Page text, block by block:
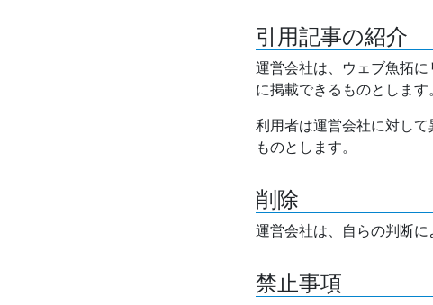
引用記事の紹介
運営会社は、ウェブ魚拓
に掲載できるものとします
利用者は運営会社に対し
ものとします。
削除
運営会社は、自らの判断に
禁止事項